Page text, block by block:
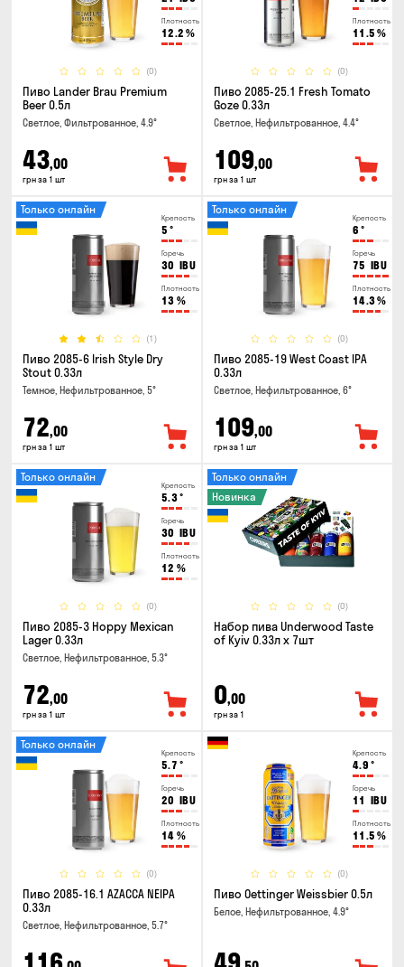
Плотность
12.2 %
(0)
Пиво Lander Brau Premium
Beer 0.5л
Светлое, Фильтрованное, 4.9°
43,00
грн за 1 шт
Плотность
11.5 %
(0)
Пиво 2085-25.1 Fresh Tomato
Goze 0.33л
Светлое, Нефильтрованное, 4.4°
109,00
грн за 1 шт
Крепость
5 °
Горечь
30 IBU
Плотность
13 %
(1)
Только онлайн
Пиво 2085-6 Irish Style Dry
Stout 0.33л
Темное, Нефильтрованное, 5°
72,00
грн за 1 шт
Крепость
6 °
Горечь
75 IBU
Плотность
14.3%
(0)
Только онлайн
Пиво 2085-19 West Coast IPA
0.33л
Светлое, Нефильтрованное, 6°
109,00
грн за 1 шт
Крепость
5.3°
Горечь
30 IBU
Плотность
12 %
(0)
Только онлайн
Пиво 2085-3 Hoppy Mexican
Lager 0.33л
Светлое, Нефильтрованное, 5.3°
72,00
грн за 1 шт
(0)
Только онлайн
Новинка
Набор пива Underwood Taste
of Kyiv 0.33л x 7шт
0,00
грн за 1
Крепость
5.7 °
Горечь
20 IBU
Плотность
14 %
(0)
Только онлайн
Пиво 2085-16.1 AZACCA NEIPA
0.33л
Светлое, Нефильтрованное, 5.7°
Крепость
4.9 °
Горечь
11 IBU
Плотность
11.5 %
(0)
Пиво Oettinger Weissbier 0.5л
Белое, Нефильтрованное, 4.9°